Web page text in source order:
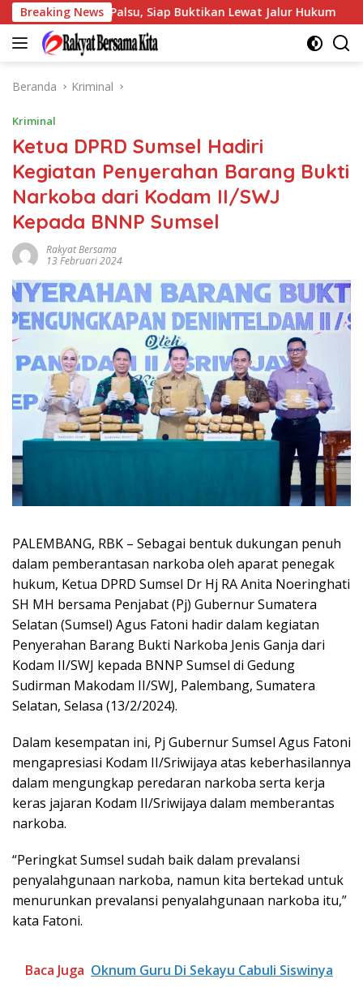
Langsung
ke
konten
Breaking News
Emas Palsu, Siap Buktikan Lewat Jalur Hukum
Beranda Kriminal
Kriminal
Ketua DPRD Sumsel Hadiri
Kegiatan Penyerahan Barang Bukti
Narkoba dari Kodam II/SWJ
Kepada BNNP Sumsel
Rakyat Bersama
13 Februari 2024
PALEMBANG, RBK – Sebagai bentuk dukungan penuh
dalam pemberantasan narkoba oleh aparat penegak
hukum, Ketua DPRD Sumsel Dr Hj RA Anita Noeringhati
SH MH bersama Penjabat (Pj) Gubernur Sumatera
Selatan (Sumsel) Agus Fatoni hadir dalam kegiatan
Penyerahan Barang Bukti Narkoba Jenis Ganja dari
Kodam II/SWJ kepada BNNP Sumsel di Gedung
Sudirman Makodam II/SWJ, Palembang, Sumatera
Selatan, Selasa (13/2/2024).
Dalam kesempatan ini, Pj Gubernur Sumsel Agus Fatoni
mengapresiasi Kodam II/Sriwijaya atas keberhasilannya
dalam mengungkap peredaran narkoba serta kerja
keras jajaran Kodam II/Sriwijaya dalam memberantas
narkoba.
“Peringkat Sumsel sudah baik dalam prevalansi
penyalahgunaan narkoba, namun kita bertekad untuk
menurunkan prevalansi penyalahgunaan narkoba itu,”
kata Fatoni.
Baca Juga Oknum Guru Di Sekayu Cabuli Siswinya